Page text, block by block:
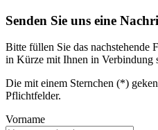
Senden Sie uns eine
Bitte füllen Sie das nachstehende
in Kürze mit Ihnen in Verbindung
Die mit einem Sternchen (*)
Pflichtfelder.
Vorname